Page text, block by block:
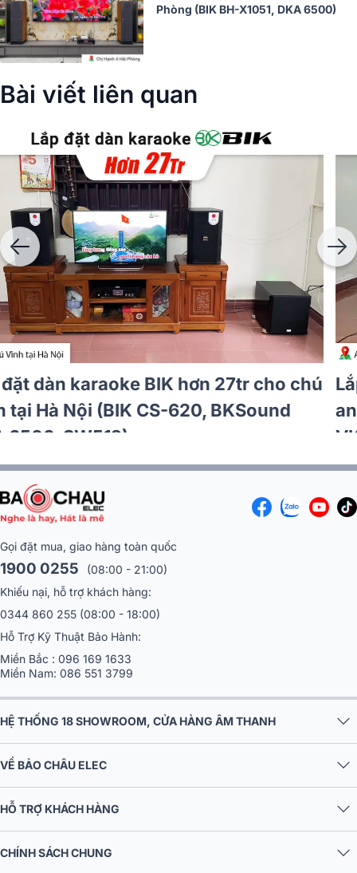
Phòng (BIK BH-X1051, DKA 6500)
Bài viết liên quan
Lắp đặt dàn karaoke BIK gần 30tr cho
anh Thành tại Hà Nội (BIK BSP 410II,
VM620A, VK-R51, VK-M51)
Gọi đặt mua, giao hàng toàn quốc
1900 0255
(08:00 - 21:00)
Khiếu nại, hỗ trợ khách hàng:
0344 860 255 (08:00 - 18:00)
Hỗ Trợ Kỹ Thuật Bảo Hành:
Miền Bắc : 096 169 1633
Miền Nam: 086 551 3799
HỆ THỐNG 18 SHOWROOM, CỬA HÀNG ÂM THANH
VỀ BẢO CHÂU ELEC
HỖ TRỢ KHÁCH HÀNG
CHÍNH SÁCH CHUNG